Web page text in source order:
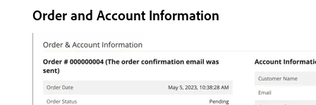
Order and Account Information